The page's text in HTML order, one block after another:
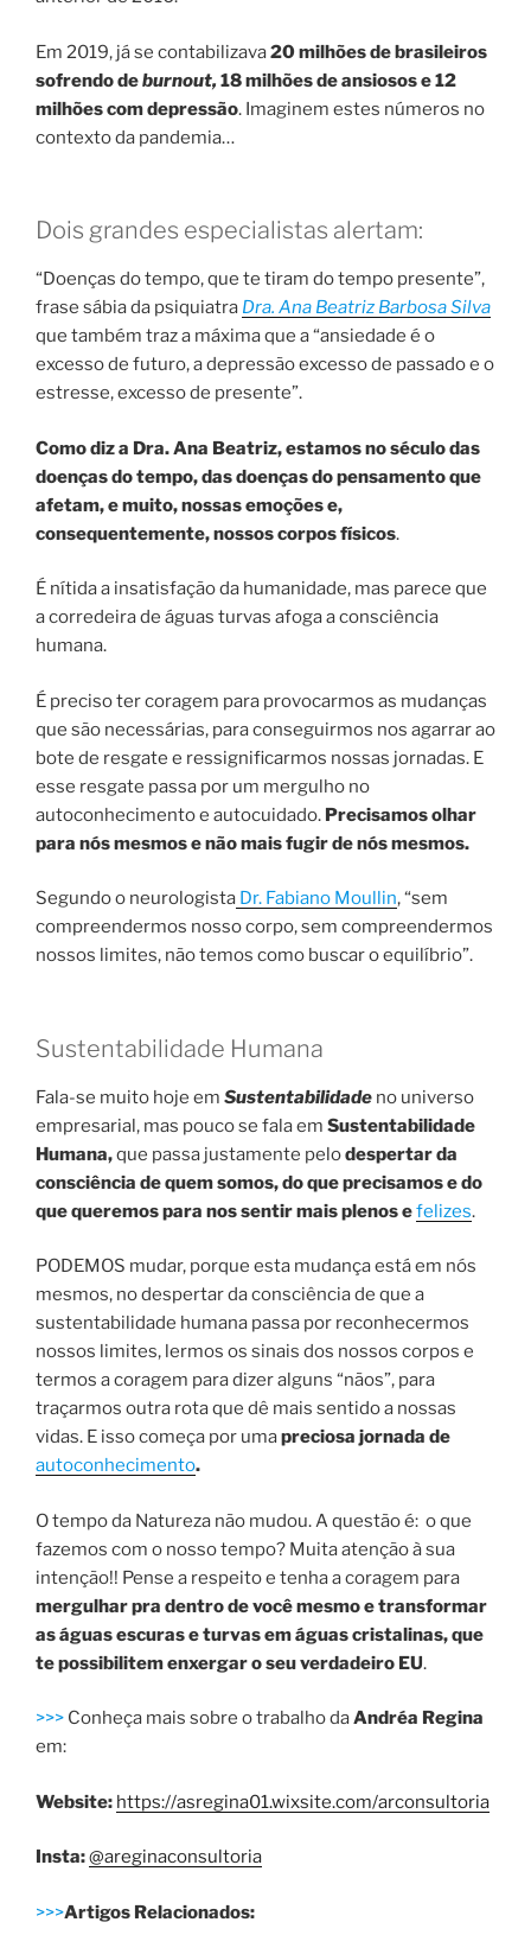
Em 2019, já se contabilizava20 milhões de brasileiros
sofrendo deburnout, 18 milhões de ansiosos e 12
milhões com depressão. Imaginem estes números no
contexto da pandemia…
Dois grandes especialistas alertam:
“Doenças do tempo, que te tiram do tempo presente”,
frase sábia da psiquiatra Dra. Ana Beatriz Barbosa Silva
que também traz a máxima que a “ansiedade é o
excesso de futuro, a depressão excesso de passado e o
estresse, excesso de presente”.
Como diz a Dra. Ana Beatriz, estamos no século das
doenças do tempo, das doenças do pensamento que
afetam, e muito, nossas emoções e,
consequentemente, nossos corpos físicos.
É nítida a insatisfação da humanidade, mas parece que
a corredeira de águas turvas afoga a consciência
humana.
É preciso ter coragem para provocarmos as mudanças
que são necessárias, para conseguirmos nos agarrar ao
bote de resgate e ressignificarmos nossas jornadas. E
esse resgate passa por um mergulho no
autoconhecimento e autocuidado. Precisamos olhar
para nós mesmos e não mais fugir de nós mesmos.
Segundo o neurologista Dr. Fabiano Moullin, “sem
compreendermos nosso corpo, sem compreendermos
nossos limites, não temos como buscar o equilíbrio”.
Sustentabilidade Humana
Fala-se muito hoje em Sustentabilidade no universo
empresarial, mas pouco se fala em Sustentabilidade
Humana,que passa justamente pelodespertar da
consciência de quem somos, do que precisamos e do
que queremos para nos sentir mais plenos efelizes.
PODEMOS mudar, porque esta mudança está em nós
mesmos, no despertar da consciência de que a
sustentabilidade humana passa por reconhecermos
nossos limites, lermos os sinais dos nossos corpos e
termos a coragem para dizer alguns “nãos”, para
traçarmos outra rota que dê mais sentido a nossas
vidas. E isso começa por umapreciosa jornada de
autoconhecimento.
O tempo da Natureza não mudou. A questão é: o que
fazemos com o nosso tempo? Muita atenção à sua
intenção!! Pense a respeito e tenha a coragem para
mergulhar pra dentro de você mesmo e transformar
as águas escuras e turvas em águas cristalinas, que
te possibilitem enxergar o seu verdadeiro EU.
>>> Conheça mais sobre o trabalho daAndréa Regina
em:
Website: https://asregina01.wixsite.com/arconsultoria
Insta:@areginaconsultoria
>>>Artigos Relacionados: